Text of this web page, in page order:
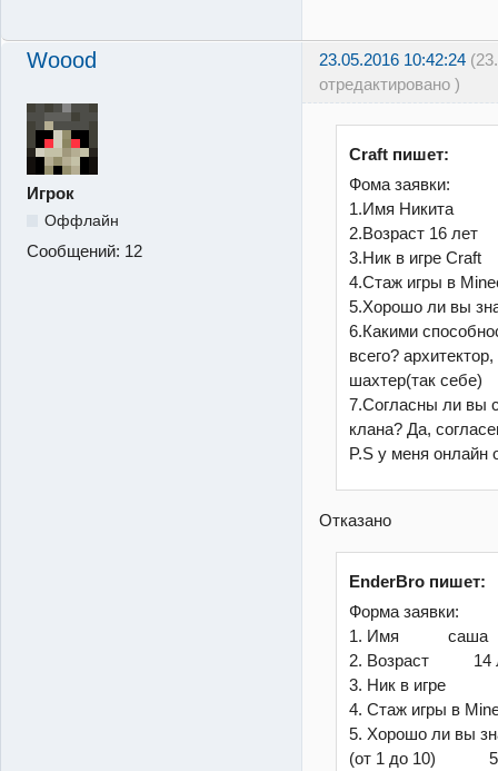
Woood 23.05.2016 10:42:24
отредактировано )
Игрок
Оффлайн
Сообщений: 12
Craft пишет:
Фома заявки:
1.Имя Никита
2.Возраст 16 лет
3.Ник в игре Craft
4.Стаж игры в
5.Хорошо ли вы
6.Какими
всего?
шахтер(так себе)
7.Согласны ли вы
клана? Да,
P.S у меня онлайн
Отказано
EnderBro пишет:
Форма заявки:
1. Имя саша
2. Возраст 14
3. Ник в игре
4. Стаж игры в
5. Хорошо ли вы
(от 1 до 10) 5